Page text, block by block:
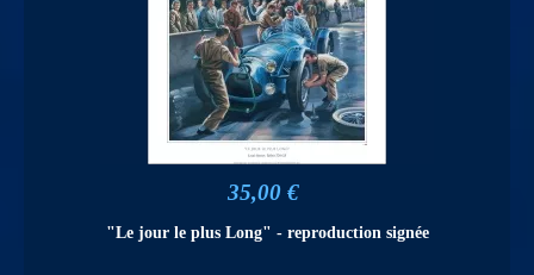
35,00 €
"Le jour le plus Long" - reproduction signée